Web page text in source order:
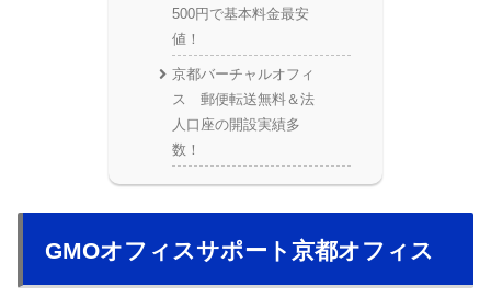
500円で基本料金最安
値！
京都バーチャルオフィ
ス 郵便転送無料＆法
人口座の開設実績多
数！
GMOオフィスサポート京都オフィス